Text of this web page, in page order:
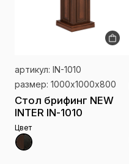
артикул: IN-1010
размер: 1000х1000х800
Стол брифинг NEW
INTER IN-1010
Цвет